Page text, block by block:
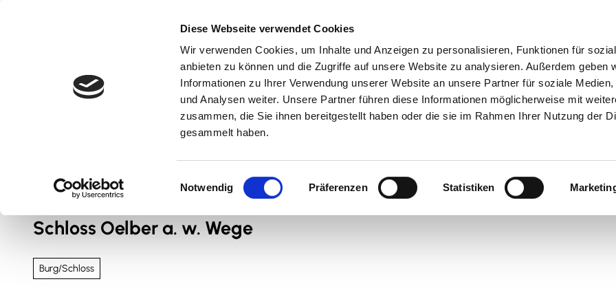
Diese Webseite verwendet Cookies
Wir verwenden Cookies, um Inhalte und Anzeigen zu personalisieren, Funktionen für
anbieten zu können und die Zugriffe auf unsere Website zu analysieren. Außerdem geben
Informationen zu Ihrer Verwendung unserer Website an unsere Partner für soziale Medien,
und Analysen weiter. Unsere Partner führen diese Informationen möglicherweise mit
zusammen, die Sie ihnen bereitgestellt haben oder die sie im Rahmen Ihrer Nutzung der
gesammelt haben.
i
w
Notwendig Präferenzen Statistiken
Kultur & Erlebnis Kulinarik & Genuss Suche Veranstaltungen
Schloss Oelber a. w. Wege
Burg/Schloss